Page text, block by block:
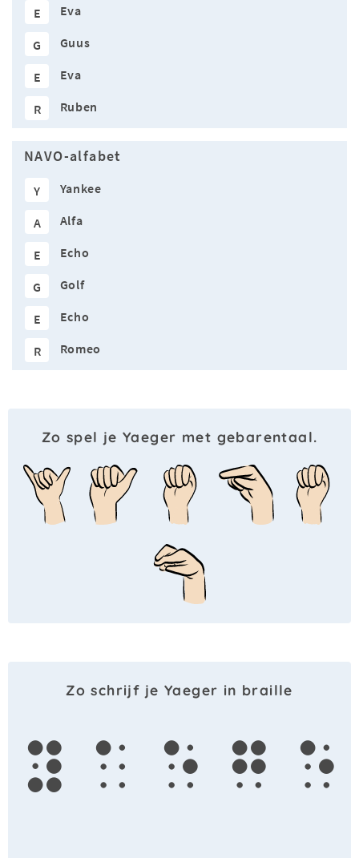
E Eva
G Guus
E Eva
R Ruben
NAVO-alfabet
Y Yankee
A Alfa
E Echo
G Golf
E Echo
R Romeo
Zo spel je Yaeger met gebarentaal.
Zo schrijf je Yaeger in braille
y a e g e